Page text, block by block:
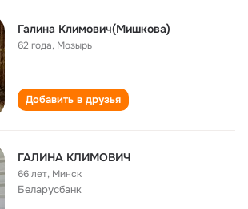
Галина Климович(Мишкова)
62 года, Мозырь
Добавить в друзья
ГАЛИНА КЛИМОВИЧ
66 лет, Минск
Беларусбанк